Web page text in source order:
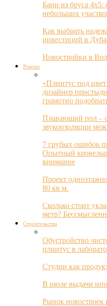
Бани из бруса
небольших
Как выбрать
инвестиций в
Новостройки в
Ремонт
«Плинтус под
дизайнер
грамотно
Плавающий пол –
звукоизоляции
7 грубых ошибок
Опытный
внимание
Проект
80 кв м.
Сколько стоит
метр?
Строительство
Обустройство
плинтус в
Студии как
В июле выдачи
Рынок новостроек